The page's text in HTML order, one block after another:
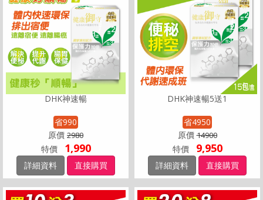
DHK神速暢
省990
原價 2980
特價 1,990
詳細資料 直接購買
DHK神速暢5送1
省4950
原價14900
特價 9,950
詳細資料 直接購買